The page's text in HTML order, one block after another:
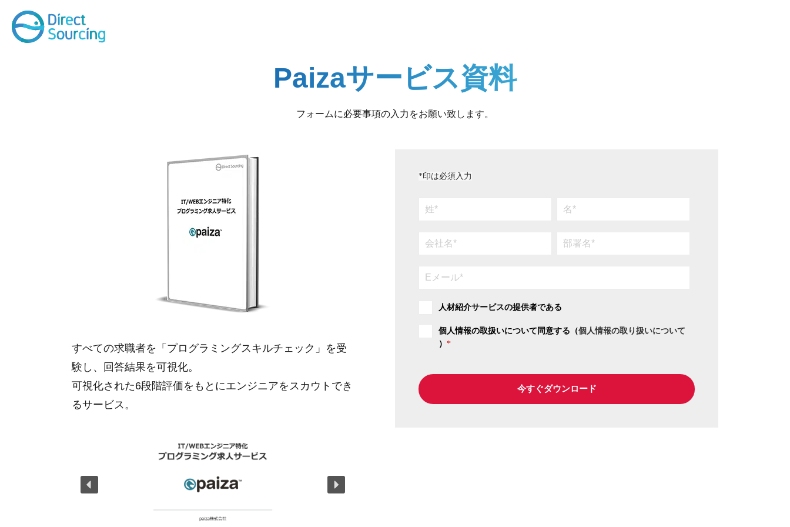
Paizaサービス資料
フォームに必要事項の入力をお願い致します。
すべての求職者を「プログラミングスキルチェック」を受
験し、回答結果を可視化。
可視化された6段階評価をもとにエンジニアをスカウトでき
るサービス。
*印は必須入力
人材紹介サービスの提供者である
個人情報の取扱いについて同意する（個人情報の取り扱いについて
） *